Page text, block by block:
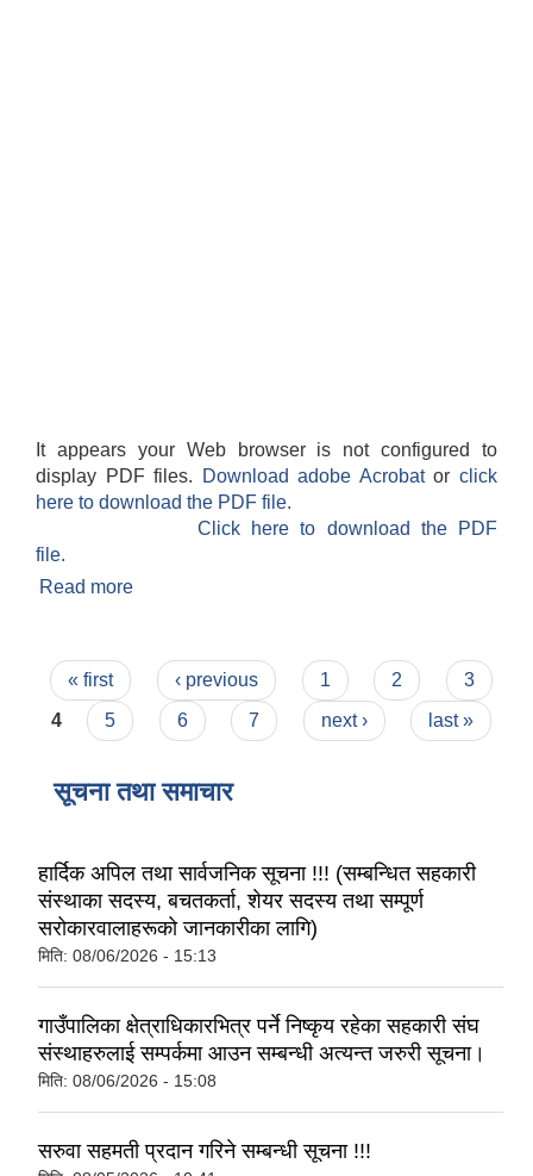
It appears your Web browser is not configured to
display PDF files.
Download adobe Acrobatorclick
here to download the PDF file.
Click here to download the PDF
file.
Read more
Pages
« first ‹ previous 1 2
3
4
5 6 7 next › last »
सूचना तथा समाचार
हार्दिक अपिल तथा सार्वजनिक सूचना !!! (सम्बन्धित सहकारी
संस्थाका सदस्य, बचतकर्ता, शेयर सदस्य तथा सम्पूर्ण
सरोकारवालाहरूको जानकारीका लागि)
मिति: 08/06/2026 - 15:13
गाउँपालिका क्षेत्राधिकारभित्र पर्ने निष्कृय रहेका सहकारी संघ
संस्थाहरुलाई सम्पर्कमा आउन सम्बन्धी अत्यन्त जरुरी सूचना।
मिति: 08/06/2026 - 15:08
सरुवा सहमती प्रदान गरिने सम्बन्धी सूचना !!!